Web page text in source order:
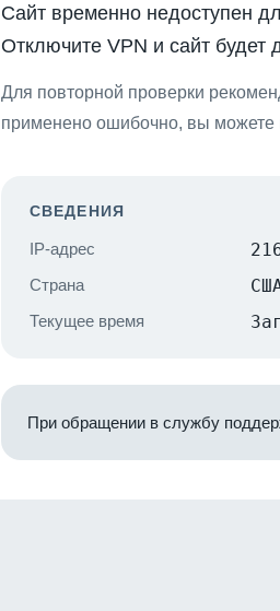
Сайт временно недоступен
Отключите VPN и сайт будет
Для повторной проверки
применено ошибочно, вы можете
СВЕДЕНИЯ
IP-адрес
Страна
Текущее время
При обращении в службу